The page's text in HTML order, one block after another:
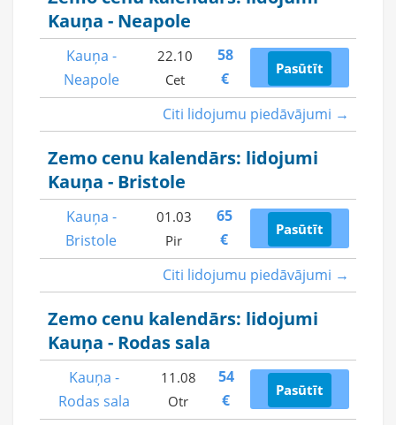
Kauņa - Neapole
Citi lidojumu piedāvājumi →
Kauņa -
Neapole
22.10
Cet
58
€
Pasūtīt
Zemo cenu kalendārs: lidojumi
Kauņa - Bristole
Citi lidojumu piedāvājumi →
Kauņa -
Bristole
01.03
Pir
65
€
Pasūtīt
Zemo cenu kalendārs: lidojumi
Kauņa - Rodas sala
Kauņa -
Rodas sala
11.08
Otr
54
€
Pasūtīt